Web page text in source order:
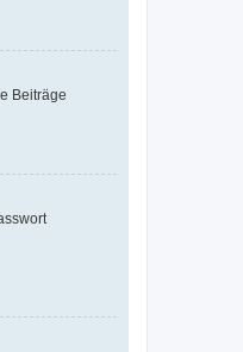
Beiträge